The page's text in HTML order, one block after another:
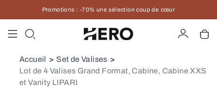
Promotions : -70% une sélection coup de cœur
Compte
Accueil > Set de Valises >
Lot de 4 Valises Grand Format, Cabine, Cabine XXS
et Vanity LIPARI